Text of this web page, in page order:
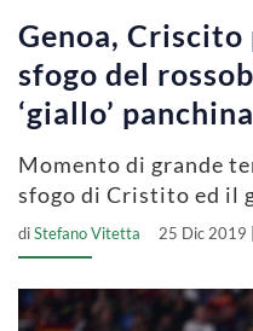
Genoa,
sfogo del
‘giallo’ panchina
Momento di grande
sfogo di Cristito ed il
diStefano Vitetta 25 Dic 2019